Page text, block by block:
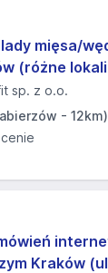
mięsa/
(różne
sp. z o.o.
- 12km)
Kraków